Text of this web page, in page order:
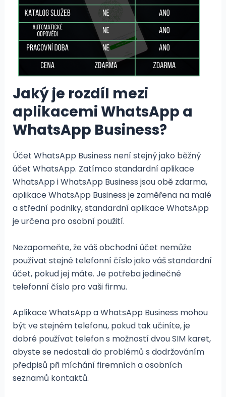
Jaký je rozdíl mezi
aplikacemi WhatsApp a
WhatsApp Business?
Účet WhatsApp Business není stejný jako běžný
účet WhatsApp. Zatímco standardní aplikace
WhatsApp i WhatsApp Business jsou obě zdarma,
aplikace WhatsApp Business je zaměřena na malé
a střední podniky, standardní aplikace WhatsApp
je určena pro osobní použití.
Nezapomeňte, že váš obchodní účet nemůže
používat stejné telefonní číslo jako váš standardní
účet, pokud jej máte. Je potřeba jedinečné
telefonní číslo pro vaši firmu.
Aplikace WhatsApp a WhatsApp Business mohou
být ve stejném telefonu, pokud tak učiníte, je
dobré používat telefon s možností dvou SIM karet,
abyste se nedostali do problémů s dodržováním
předpisů při míchání firemních a osobních
seznamů kontaktů.